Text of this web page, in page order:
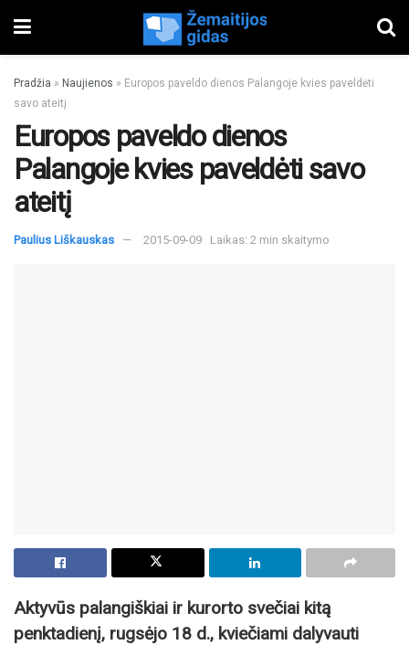
Pradžia » Naujienos » Europos paveldo dienos Palangoje kvies paveldėti
savo ateitį
Europos paveldo dienos
Palangoje kvies paveldėti savo
ateitį
Paulius Liškauskas 2015-09-09 Laikas: 2 min skaitymo
Aktyvūs palangiškiai ir kurorto svečiai kitą
penktadienį, rugsėjo 18 d., kviečiami dalyvauti